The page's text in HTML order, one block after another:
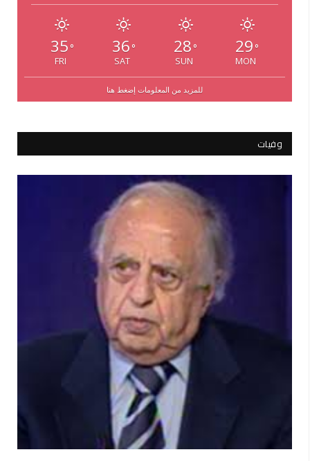
35 °
FRI
36 °
SAT
28 °
SUN
29 °
MON
للمزيد من المعلومات إضغط هنا
وفيات